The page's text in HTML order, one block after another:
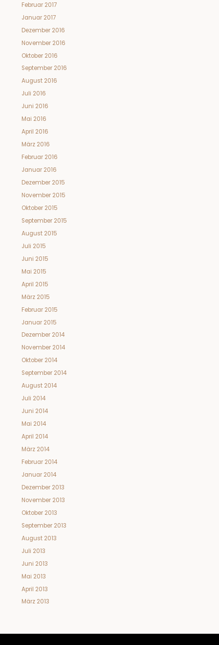
Februar 2017
Januar 2017
Dezember 2016
November 2016
Oktober 2016
September 2016
August 2016
Juli 2016
Juni 2016
Mai 2016
April 2016
März 2016
Februar 2016
Januar 2016
Dezember 2015
November 2015
Oktober 2015
September 2015
August 2015
Juli 2015
Juni 2015
Mai 2015
April 2015
März 2015
Februar 2015
Januar 2015
Dezember 2014
November 2014
Oktober 2014
September 2014
August 2014
Juli 2014
Juni 2014
Mai 2014
April 2014
März 2014
Februar 2014
Januar 2014
Dezember 2013
November 2013
Oktober 2013
September 2013
August 2013
Juli 2013
Juni 2013
Mai 2013
April 2013
März 2013